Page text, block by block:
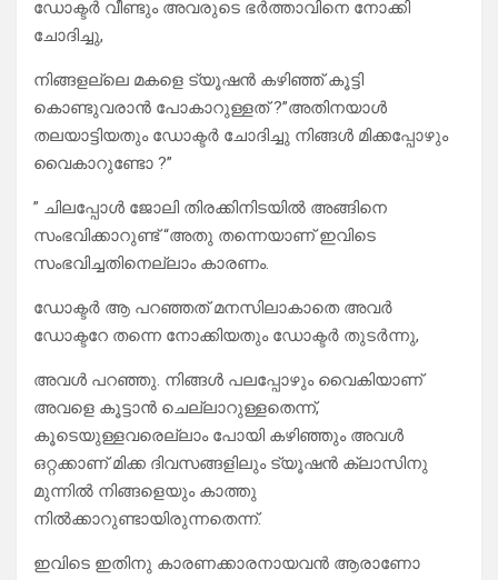
ഡോക്ടർ വീണ്ടും അവരുടെ ഭർത്താവിനെ നോക്കി
ചോദിച്ചു,
നിങ്ങളല്ലെ മകളെ ട്യൂഷൻ കഴിഞ്ഞ് കൂട്ടി
കൊണ്ടുവരാൻ പോകാറുള്ളത് ?”അതിനയാൾ
തലയാട്ടിയതും ഡോക്ടർ ചോദിച്ചു നിങ്ങൾ മിക്കപ്പോഴും
വൈകാറുണ്ടോ ?”
” ചിലപ്പോൾ ജോലി തിരക്കിനിടയിൽ അങ്ങിനെ
സംഭവിക്കാറുണ്ട് “അതു തന്നെയാണ് ഇവിടെ
സംഭവിച്ചതിനെല്ലാം കാരണം.
ഡോക്ടർ ആ പറഞ്ഞത് മനസിലാകാതെ അവർ
ഡോക്ടറേ തന്നെ നോക്കിയതും ഡോക്ടർ തുടർന്നു,
അവൾ പറഞ്ഞു. നിങ്ങൾ പലപ്പോഴും വൈകിയാണ്
അവളെ കൂട്ടാൻ ചെല്ലാറുള്ളതെന്ന്,
കൂടെയുള്ളവരെല്ലാം പോയി കഴിഞ്ഞും അവൾ
ഒറ്റക്കാണ് മിക്ക ദിവസങ്ങളിലും ട്യൂഷൻ ക്ലാസിനു
മുന്നിൽ നിങ്ങളെയും കാത്തു
നിൽക്കാറുണ്ടായിരുന്നതെന്ന്.
ഇവിടെ ഇതിനു കാരണക്കാരനായവൻ ആരാണോ